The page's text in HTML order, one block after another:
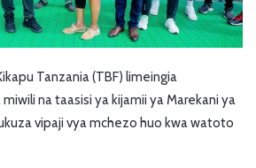
Tanzania (TBF) limeingia
na taasisi ya kijamii ya Marekani ya
vipaji vya mchezo huo kwa watoto